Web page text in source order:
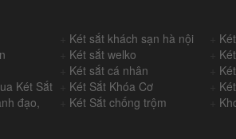
Két sắt khách sạn hà nội
Két sắt welko
Két sắt cá nhân
Két Sắt Két Sắt Khóa Cơ
đạo,
Két Sắt chống trộm